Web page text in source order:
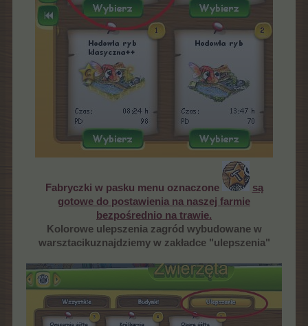
Fabryczki w pasku menu oznaczone
są
gotowe do postawienia na naszej farmie
bezpośrednio na trawie.
Kolorowe ulepszenia zagród wybudowane w
warsztacikuznajdziemy w zakładce "ulepszenia"